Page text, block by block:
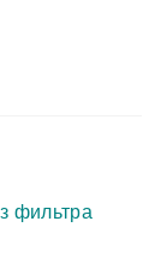
фильтра